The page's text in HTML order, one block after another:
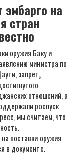
на
стран
оружия Баку и
министра по
запрет,
отношений, а
роспуск
мы считаем, что
поставки оружия
в документе.